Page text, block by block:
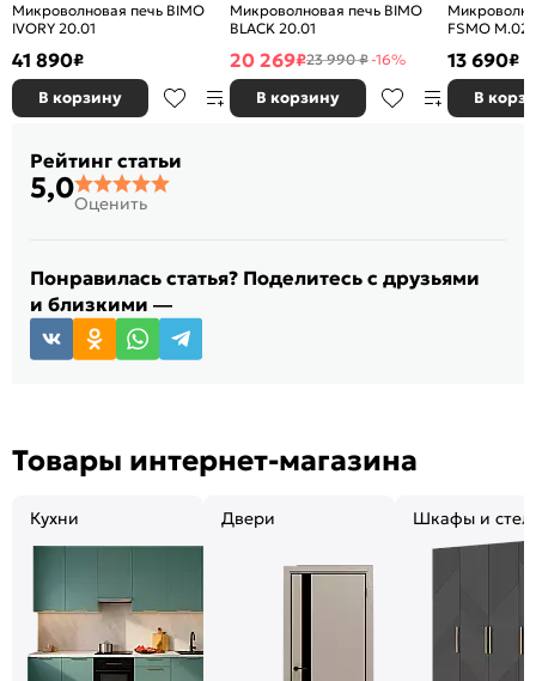
Микроволновая печь BIMO
IVORY 20.01
41 890₽
В корзину
Микроволновая печь BIMO
BLACK 20.01
20 269₽23 990 ₽-16%
В корзину
FSMO M.02
13 690₽
В
Рейтинг статьи
5,0Оценить
Понравилась статья? Поделитесь с друзьями
и близкими —
Товары интернет-магазина
Кухни Двери Шкафы и